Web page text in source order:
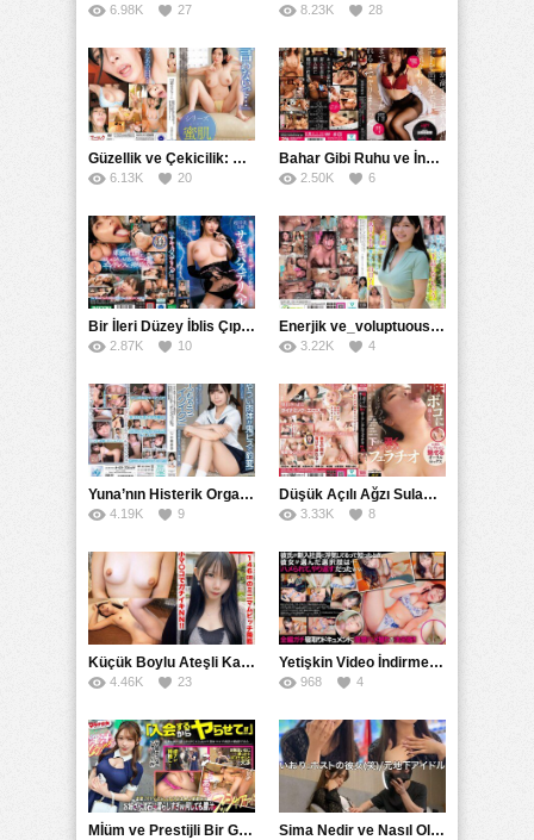
6.98K 27 8.23K 28
Güzellik ve Çekicilik: Bir İşyeri Kadininin Hikayesi
6.13K 20
Bahar Gibi Ruhu ve İncelikle Doldurmak
2.50K 6
Bir İleri Düzey İblis Çıplak Teslimat Görevlisi, İnce Bedeni ve Şeytani Becerileriyle Sizi Sürekli BoşaltacakMDBK
2.87K 10
Enerjik ve_voluptuous Üniversite Kızının H Kupa Büyüklüğündeki Göğüsleri ve Çılgın Orgazmı
3.22K 4
Yuna’nın Histerik Orgazmı: Genç Kızın Savage Hareketlerle Ulaştığı Şiddetli Coşkuları
4.19K 9
Düşük Açılı Ağzı Sulama Teknikleri ve AGMX İlişkisi
3.33K 8
Küçük Boylu Ateşli Karakter: Nandinin Hassas Uçuklu Memeleri ve Sahneleri
4.46K 23
Yetişkin Video İndirme Siteleri Grubu: Şefkatli Patron ve Sekreterin Aşk Hikayesi: Prestijli Bir Son
968 4
Mİüm ve Prestijli Bir Gecenin Sırları: Gizemli Bir Kadın ve Mükemmel Bir Macera Sima Nedir ve Nasıl Oluşur